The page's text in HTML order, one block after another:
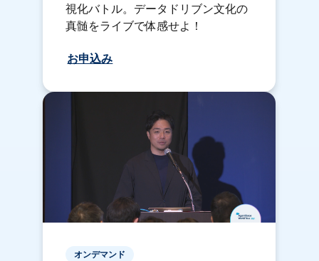
視化バトル。データドリブン文化の
真髄をライブで体感せよ！
お申込み
オンデマンド